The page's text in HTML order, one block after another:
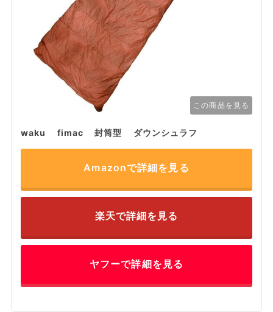
この商品を見る
waku fimac 封筒型 ダウンシュラフ
Amazonで詳細を見る
楽天で詳細を見る
ヤフーで詳細を見る